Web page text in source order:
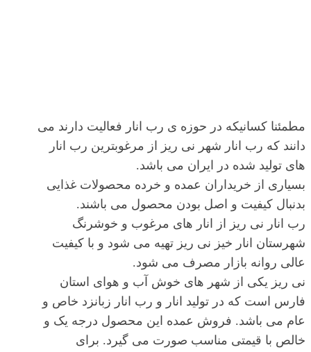
مطمئنا کسانیکه در حوزه ی رب انار فعالیت دارند می
دانند که رب انار شهر نی ریز از مرغوبترین رب انار
های تولید شده در ایران می باشد.
بسیاری از خریداران عمده و خرده محصولات غذایی
بدنبال کیفیت و اصل بودن محصول می باشند.
رب انار نی ریز از انار های مرغوب و خوشرنگ
شهرستان انار خیز نی ریز تهیه می شود و با کیفیت
عالی روانه بازار مصرف می شود.
نی ریز یکی از شهر های خوش آب و هوای استان
فارس است که در تولید انار و رب انار زبانزد خاص و
عام می باشد. فروش عمده این محصول درجه یک و
خالص با قیمتی مناسب صورت می گیرد. برای